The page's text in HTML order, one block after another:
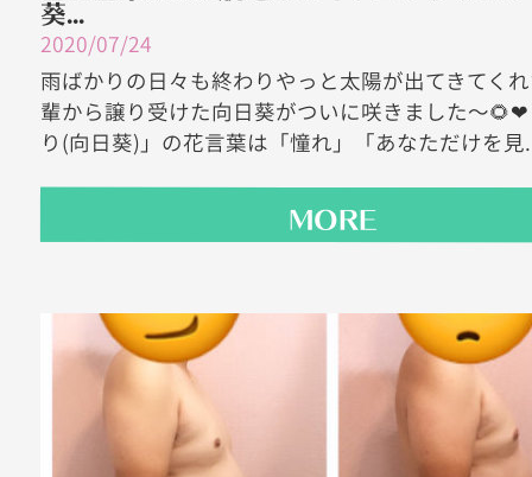
葵...
2020/07/24
雨ばかりの日々も終わりやっと太陽が出てきてく
輩から譲り受けた向日葵がついに咲きました〜
り(向日葵)」の花言葉は「憧れ」「あなただけを見
MORE